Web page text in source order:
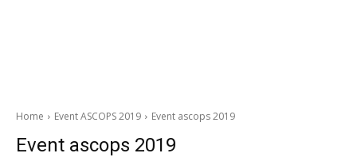
Home Event ASCOPS 2019 Event ascops 2019
Event ascops 2019